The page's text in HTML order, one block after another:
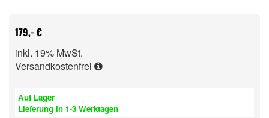
179,- €
inkl. 19% MwSt.
Versandkostenfrei
Auf Lager
Lieferung in 1-3 Werktagen